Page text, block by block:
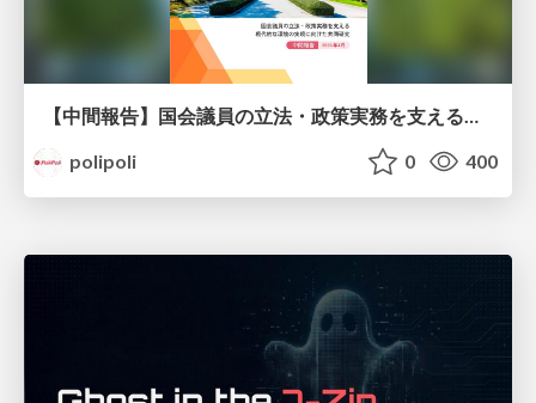
polipoli
0 400